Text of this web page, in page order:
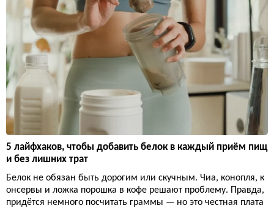
5 лайфхаков, чтобы добавить белок в каждый приём пищ
и без лишних трат
Белок не обязан быть дорогим или скучным. Чиа, конопля, к
онсервы и ложка порошка в кофе решают проблему. Правда,
придётся немного посчитать граммы — но это честная плата